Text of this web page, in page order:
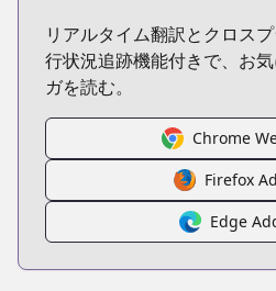
リアルタイム翻訳とクロス
行状況追跡機能付きで、お
ガを読む。
Chrome
Firefox
Edge